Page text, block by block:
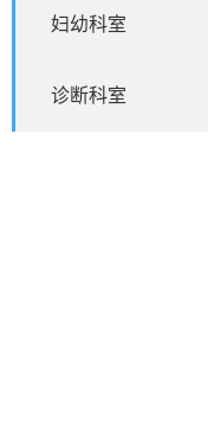
妇幼科室
诊断科室